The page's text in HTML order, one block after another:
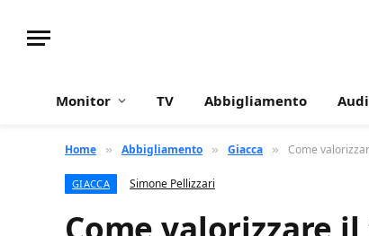
Monitor TV Abbigliamento
Home » Abbigliamento » Giacca » Come
GIACCA Simone Pellizzari